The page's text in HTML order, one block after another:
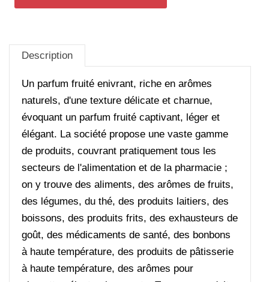
Description
Un parfum fruité enivrant, riche en arômes
naturels, d'une texture délicate et charnue,
évoquant un parfum fruité captivant, léger et
élégant. La société propose une vaste gamme
de produits, couvrant pratiquement tous les
secteurs de l'alimentation et de la pharmacie ;
on y trouve des aliments, des arômes de fruits,
des légumes, du thé, des produits laitiers, des
boissons, des produits frits, des exhausteurs de
goût, des médicaments de santé, des bonbons
à haute température, des produits de pâtisserie
à haute température, des arômes pour